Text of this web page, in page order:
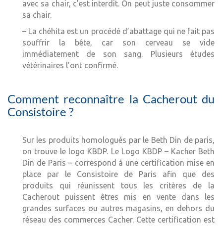
avec sa chair, c’est interdit. On peut juste consommer
sa chair.
– La chéhita est un procédé d’abattage qui ne fait pas
souffrir la bête, car son cerveau se vide
immédiatement de son sang. Plusieurs études
vétérinaires l’ont confirmé.
Comment reconnaître la Cacherout du
Consistoire ?
Sur les produits homologués par le Beth Din de paris,
on trouve le logo KBDP. Le Logo KBDP – Kacher Beth
Din de Paris – correspond à une certification mise en
place par le Consistoire de Paris afin que des
produits qui réunissent tous les critères de la
Cacherout puissent êtres mis en vente dans les
grandes surfaces ou autres magasins, en dehors du
réseau des commerces Cacher. Cette certification est